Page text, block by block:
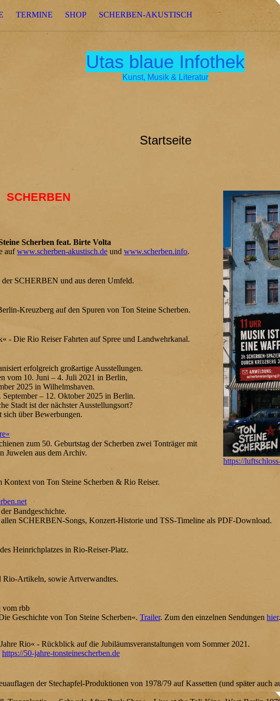
TERMINE SHOP SCHERBEN-AKUSTISCH
Utas blaue Infothek
Kunst, Musik & Literatur
Startseite
https://
SCHERBEN
Scherben feat. Birte Volta
aufwww.scherben-akustisch.de und www.scherben.info.
SCHERBEN und aus deren Umfeld.
Kreuzberg auf den Spuren von Ton Steine Scherben.
- Die Rio Reiser Fahrten auf Spree und Landwehrkanal.
erfolgreich großartige Ausstellungen.
vom 10. Juni – 4. Juli 2021 in Berlin,
2025 in Wilhelmshaven.
– 12. Oktober 2025 in Berlin.
Stadt ist der nächster Ausstellungsort?
über Bewerbungen.
zum 50. Geburtstag der Scherben zwei Tonträger mit
Juwelen aus dem Archiv.
Kontext von Ton Steine Scherben & Rio Reiser.
Bandgeschichte.
SCHERBEN-Songs, Konzert-Historie und TSS-Timeline als PDF-Download.
Heinrichplatzes in Rio-Reiser-Platz.
Rio-Artikeln, sowie Artverwandtes.
vom rbb
Geschichte von Ton Steine Scherben«. Trailer. Zum den einzelnen Sendungen hier.
Rio« - Rückblick auf die Jubiläumsveranstaltungen vom Sommer 2021.
https://50-jahre-tonsteinescherben.de
der Stechapfel-Produktionen von 1978/79 auf Kassetten (und später auch